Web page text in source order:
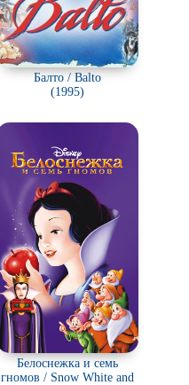
Балто / Balto
(1995)
Белоснежка и семь
гномов / Snow White and